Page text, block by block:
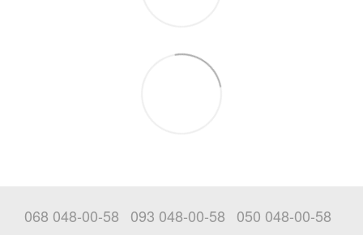
068 048-00-58 093 048-00-58 050 048-00-58